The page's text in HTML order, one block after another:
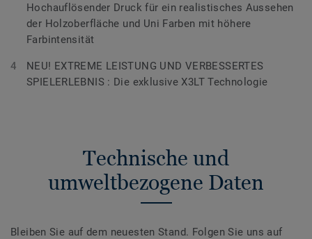
Hochauflösender Druck für ein realistisches Aussehen
der Holzoberfläche und Uni Farben mit höhere
Farbintensität
NEU! EXTREME LEISTUNG UND VERBESSERTES
SPIELERLEBNIS : Die exklusive X3LT Technologie
Technische und
umweltbezogene Daten
Bleiben Sie auf dem neuesten Stand. Folgen Sie uns auf